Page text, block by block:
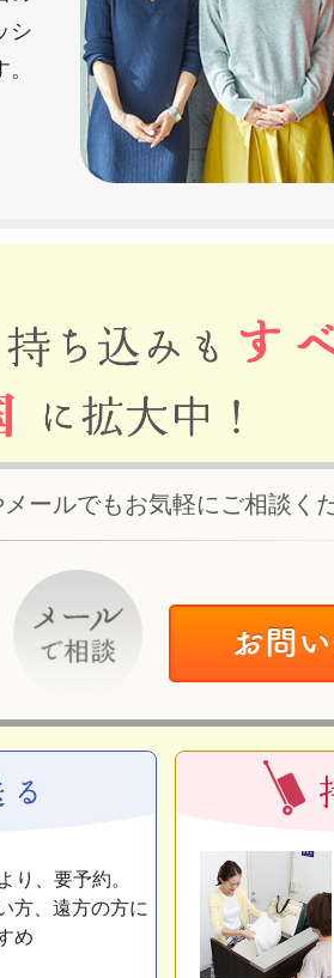
シ
ールでもお気軽にご相談くだ
り、要予約。
方、遠方の方に
め